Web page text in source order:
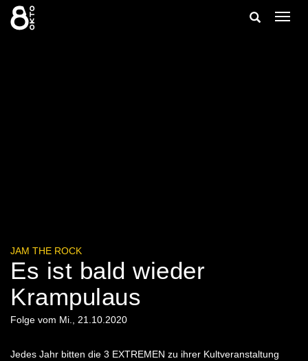
Zum
Inhalt
springen
Suche
JAM THE ROCK
Es ist bald wieder
Krampulaus
Folge vom Mi., 21.10.2020
Jedes Jahr bitten die 3 EXTREMEN zu ihrer Kultveranstaltung